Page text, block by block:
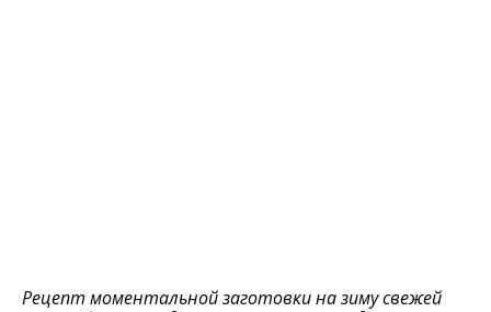
Рецепт моментальной заготовки на зиму свежей